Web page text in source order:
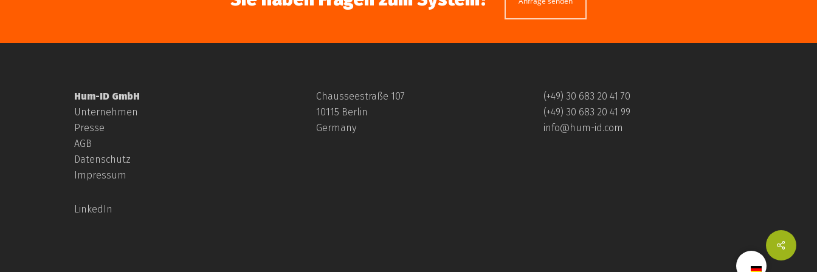
Hum-ID GmbH
Unternehmen
Presse
AGB
Datenschutz
Impressum
LinkedIn
Chausseestraße 107
10115 Berlin
Germany
(+49) 30 683 20 41 70
(+49) 30 683 20 41 99
info@hum-id.com